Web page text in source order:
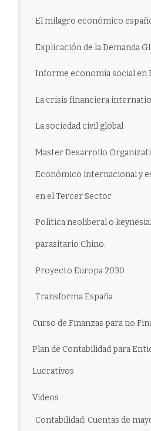
El milagro económico
Explicación de la Demanda
Informe economía social en
La crisis financiera
La sociedad civil global
Master Desarrollo
Económico internacional y
en el Tercer Sector
Política neoliberal o
parasitario Chino.
Proyecto Europa 2030
Transforma España
Curso de Finanzas para no
Plan de Contabilidad para
Lucrativos
Videos
Contabilidad: Cuentas de